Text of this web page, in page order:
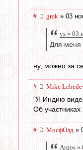
# gmk » 03
ys » 03
Для меня
ну, можно за
# Mike
"Я Индию
Об
# МосфОлд »
Argos »